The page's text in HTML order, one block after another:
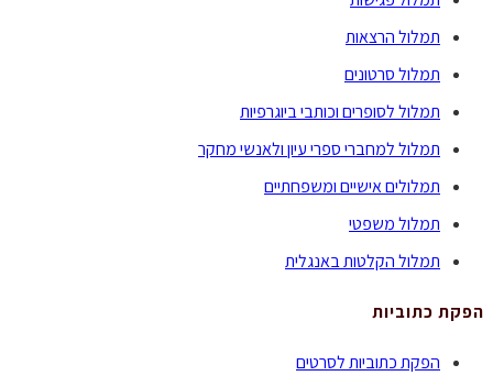
תמלול הרצאות
תמלול סרטונים
תמלול לסופרים וכותבי ביוגרפיות
תמלול למחברי ספרי עיון ולאנשי מחקר
תמלולים אישיים ומשפחתיים
תמלול משפטי
תמלול הקלטות באנגלית
הפקת כתוביות
הפקת כתוביות לסרטים